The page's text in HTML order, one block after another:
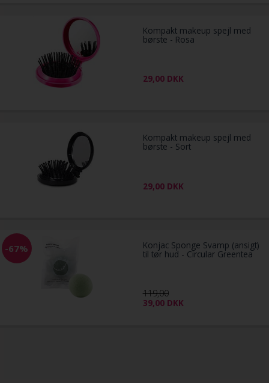
Kompakt makeup spejl med
børste - Rosa
29,00 DKK
Kompakt makeup spejl med
børste - Sort
29,00 DKK
-67% Konjac Sponge Svamp (ansigt)
til tør hud - Circular Greentea
119,00
39,00 DKK